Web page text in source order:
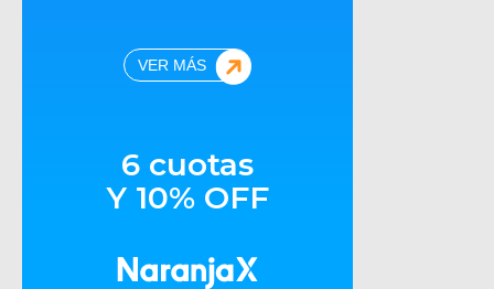
VER MÁS
6 cuotas
Y 10% OFF